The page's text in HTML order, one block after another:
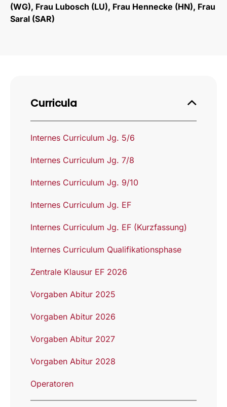
(WG), Frau Lubosch (LU), Frau Hennecke (HN), Frau
Saral (SAR)
Curricula
Internes Curriculum Jg. 5/6
Internes Curriculum Jg. 7/8
Internes Curriculum Jg. 9/10
Internes Curriculum Jg. EF
Internes Curriculum Jg. EF (Kurzfassung)
Internes Curriculum Qualifikationsphase
Zentrale Klausur EF 2026
Vorgaben Abitur 2025
Vorgaben Abitur 2026
Vorgaben Abitur 2027
Vorgaben Abitur 2028
Operatoren